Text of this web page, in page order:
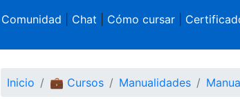
Comunidad Chat Cómo cursar|
Inicio 💼 Cursos Manualidades